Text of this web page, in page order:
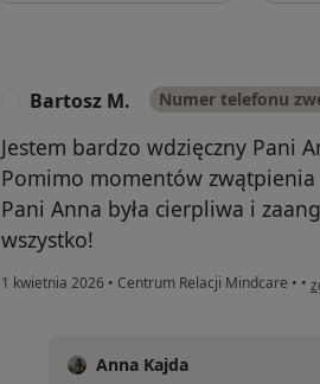
Bartosz M. Numer telefonu
Jestem bardzo wdzięczny Pani
Pomimo momentów
Pani Anna była cierpliwa i
wszystko!
1 kwietnia 2026 • Centrum Relacji Mindcare • •
Anna Kajda